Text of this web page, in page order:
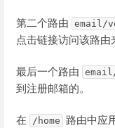
第二个路由 email/
点击链接访问该路由
最后一个路由
到注册邮箱的。
在 /home 路由中应